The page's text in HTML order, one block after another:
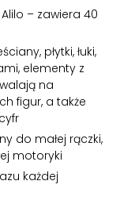
– zawiera 40
płytki, łuki,
elementy z
na
figur, a także
do małej rączki,
motoryki
każdej